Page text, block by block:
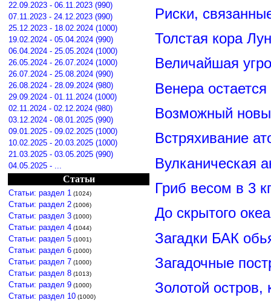
22.09.2023 - 06.11.2023 (990)
07.11.2023 - 24.12.2023 (990)
25.12.2023 - 18.02.2024 (1000)
19.02.2024 - 05.04.2024 (990)
06.04.2024 - 25.05.2024 (1000)
26.05.2024 - 26.07.2024 (1000)
26.07.2024 - 25.08.2024 (990)
26.08.2024 - 28.09.2024 (980)
29.09.2024 - 01.11.2024 (1000)
02.11.2024 - 02.12.2024 (980)
03.12.2024 - 08.01.2025 (990)
09.01.2025 - 09.02.2025 (1000)
10.02.2025 - 20.03.2025 (1000)
21.03.2025 - 03.05.2025 (990)
04.05.2025 - ...
Статьи
Статьи: раздел 1 (1024)
Статьи: раздел 2 (1006)
Статьи: раздел 3 (1000)
Статьи: раздел 4 (1044)
Статьи: раздел 5 (1001)
Статьи: раздел 6 (1000)
Статьи: раздел 7 (1000)
Статьи: раздел 8 (1013)
Статьи: раздел 9 (1000)
Статьи: раздел 10 (1000)
Риски,
Толстая кора
Величайшая
Венера
Возможный
Встряхивание
Вулканическая
Гриб весом в 3
До скрытого
Загадки БАК
Загадочные
Золотой остров,